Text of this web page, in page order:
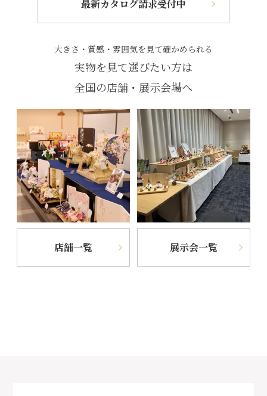
最新カタログ請求受付中
大きさ・質感・雰囲気を見て確かめられる
実物を見て選びたい方は
全国の店舗・展示会場へ
店舗一覧 展示会一覧